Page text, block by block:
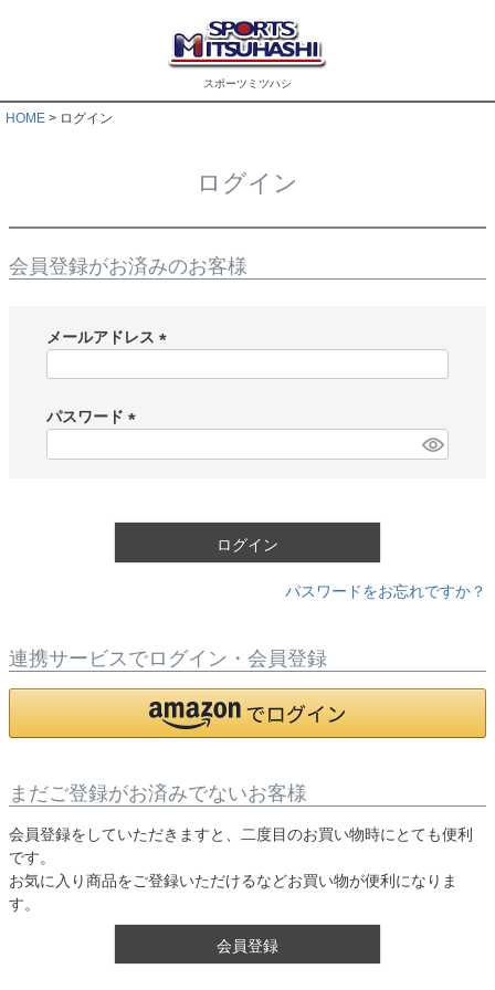
スポーツミツハシ
HOME ログイン
ログイン
会員登録がお済みのお客様
メールアドレス
)
パスワード
ログイン
パスワードをお忘れですか？
連携サービスでログイン・会員登録
まだご登録がお済みでないお客様
会員登録をしていただきますと、二度目のお買い物時にとても便利
です。
お気に入り商品をご登録いただけるなどお買い物が便利になりま
す。
会員登録